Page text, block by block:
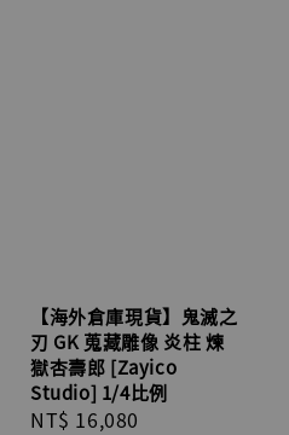
【海外倉庫現貨】鬼滅之
刃 GK 蒐藏雕像 炎柱 煉
獄杏壽郎 [Zayico
Studio] 1/4比例
Regular
NT$ 16,080